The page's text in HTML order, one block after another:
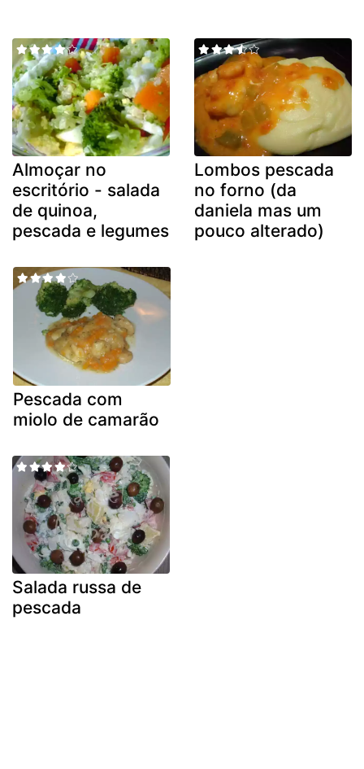
Almoçar no
escritório - salada
de quinoa,
pescada e legumes
Lombos pescada
no forno (da
daniela mas um
pouco alterado)
Pescada com
miolo de camarão
Salada russa de
pescada